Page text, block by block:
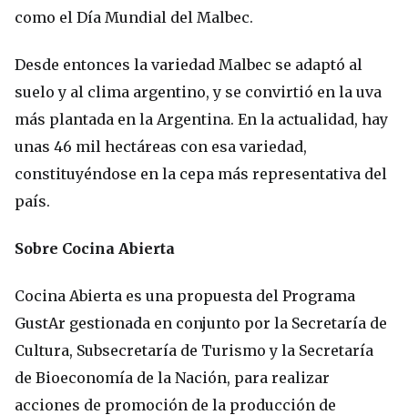
como el Día Mundial del Malbec.
Desde entonces la variedad Malbec se adaptó al
suelo y al clima argentino, y se convirtió en la uva
más plantada en la Argentina. En la actualidad, hay
unas 46 mil hectáreas con esa variedad,
constituyéndose en la cepa más representativa del
país.
Sobre Cocina Abierta
Cocina Abierta es una propuesta del Programa
GustAr gestionada en conjunto por la Secretaría de
Cultura, Subsecretaría de Turismo y la Secretaría
de Bioeconomía de la Nación, para realizar
acciones de promoción de la producción de